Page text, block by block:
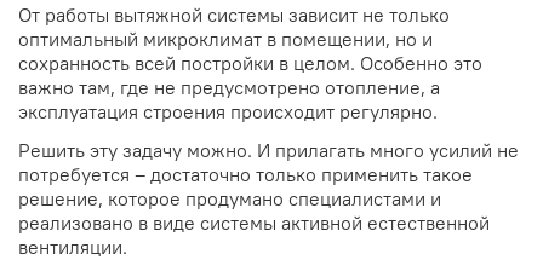
От работы вытяжной системы зависит не только
оптимальный микроклимат в помещении, но и
сохранность всей постройки в целом. Особенно это
важно там, где не предусмотрено отопление, а
эксплуатация строения происходит регулярно.
Решить эту задачу можно. И прилагать много усилий не
потребуется – достаточно только применить такое
решение, которое продумано специалистами и
реализовано в виде системы активной естественной
вентиляции.